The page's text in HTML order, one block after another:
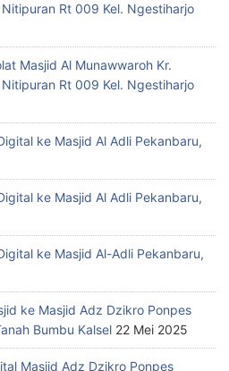
Rt 009 Kel. Ngestiharjo
Masjid Al Munawwaroh Kr.
Rt 009 Kel. Ngestiharjo
ke Masjid Al Adli Pekanbaru,
ke Masjid Al Adli Pekanbaru,
ke Masjid Al-Adli Pekanbaru,
ke Masjid Adz Dzikro Ponpes
Bumbu Kalsel 22 Mei 2025
Masjid Adz Dzikro Ponpes